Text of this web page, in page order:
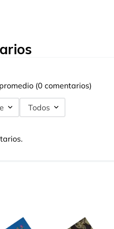
(0 comentarios)
Todos